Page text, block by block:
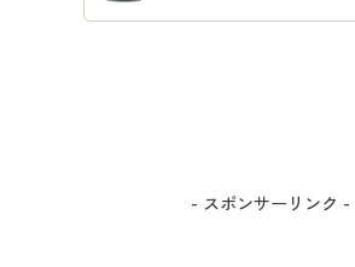
- スポンサーリンク -